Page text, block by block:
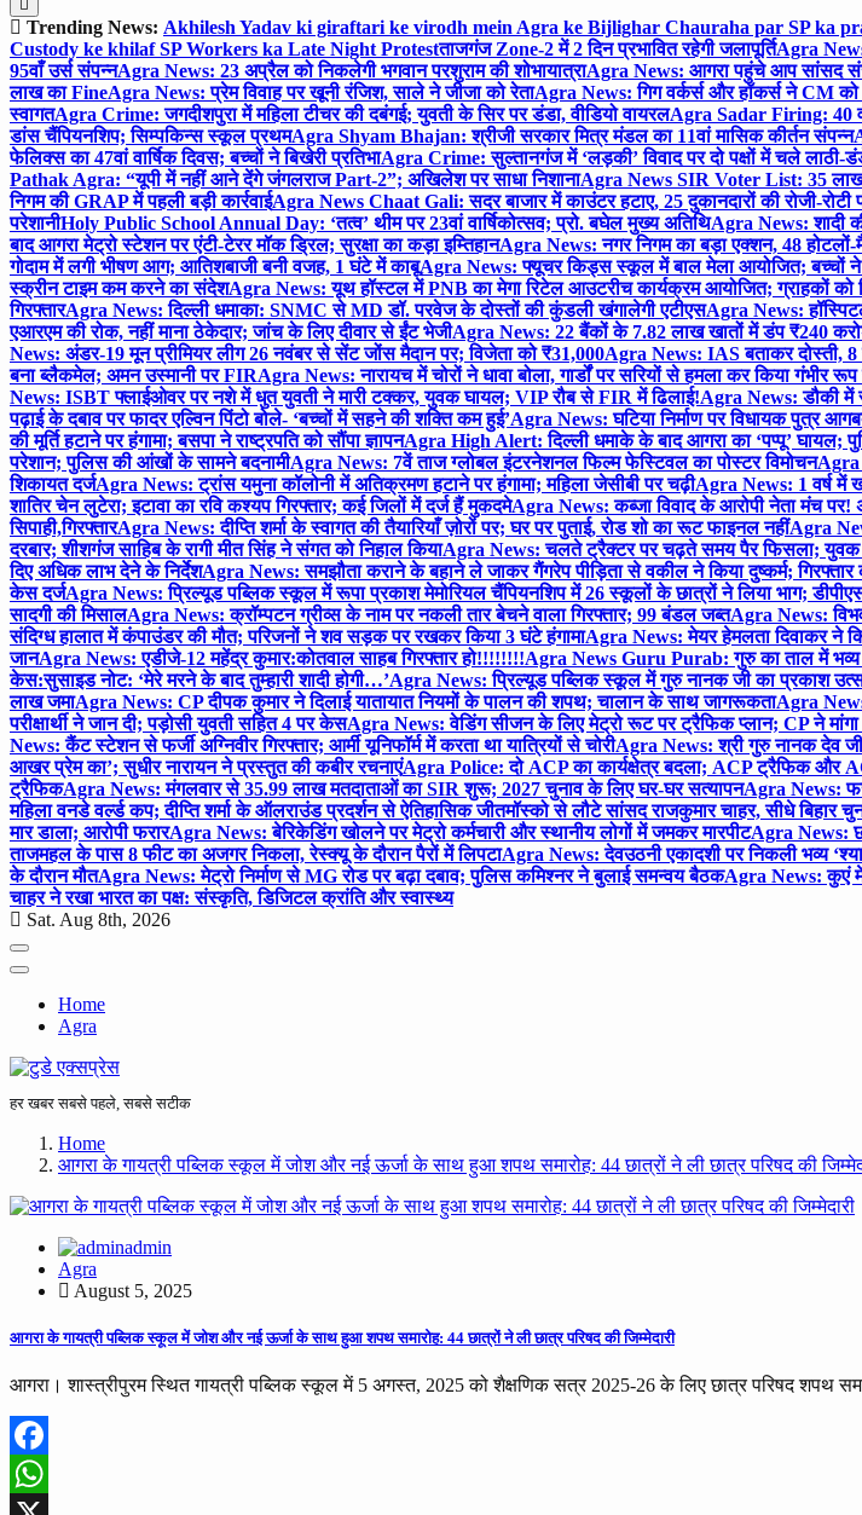
Trending News: Akhilesh Yadav ki giraftari ke virodh mein Agra ke Bijlighar Chauraha par SP ka
Custody ke khilaf SP Workers ka Late Night Protestताजगंज Zone-2 में 2 दिन प्रभावित रहेगी जलापूर्तिAgra
95वाँ उर्स संपन्नAgra News: 23 अप्रैल को निकलेगी भगवान परशुराम की शोभायात्राAgra News: आगरा पहुंचे आप सांसद
लाख का FineAgra News: प्रेम विवाह पर खूनी रंजिश, साले ने जीजा को रेताAgra News: गिग वर्कर्स और हॉकर्स ने CM को
स्वागतAgra Crime: जगदीशपुरा में महिला टीचर की दबंगई; युवती के सिर पर डंडा, वीडियो वायरलAgra Sadar Firing: 40
डांस चैंपियनशिप; सिम्पकिन्स स्कूल प्रथमAgra Shyam Bhajan: श्रीजी सरकार मित्र मंडल का 11वां मासिक कीर्तन संपन्न
फेलिक्स का 47वां वार्षिक दिवस; बच्चों ने बिखेरी प्रतिभाAgra Crime: सुल्तानगंज में ‘लड़की’ विवाद पर दो पक्षों में चले लाठी-
Pathak Agra: “यूपी में नहीं आने देंगे जंगलराज Part-2”; अखिलेश पर साधा निशानाAgra News SIR Voter List: 35 लाख
निगम की GRAP में पहली बड़ी कार्रवाईAgra News Chaat Gali: सदर बाजार में काउंटर हटाए, 25 दुकानदारों की रोजी-
परेशानीHoly Public School Annual Day: ‘तत्व’ थीम पर 23वां वार्षिकोत्सव; प्रो. बघेल मुख्य अतिथिAgra News: शादी
बाद आगरा मेट्रो स्टेशन पर एंटी-टेरर मॉक ड्रिल; सुरक्षा का कड़ा इम्तिहानAgra News: नगर निगम का बड़ा एक्शन, 48 होटलों-
गोदाम में लगी भीषण आग; आतिशबाजी बनी वजह, 1 घंटे में काबूAgra News: फ्यूचर किड्स स्कूल में बाल मेला आयोजित; बच्चों ने
स्क्रीन टाइम कम करने का संदेशAgra News: यूथ हॉस्टल में PNB का मेगा रिटेल आउटरीच कार्यक्रम आयोजित; ग्राहकों को
गिरफ्तारAgra News: दिल्ली धमाका: SNMC से MD डॉ. परवेज के दोस्तों की कुंडली खंगालेगी एटीएसAgra News:
एआरएम की रोक, नहीं माना ठेकेदार; जांच के लिए दीवार से ईंट भेजीAgra News: 22 बैंकों के 7.82 लाख खातों में डंप ₹240
News: अंडर-19 मून प्रीमियर लीग 26 नवंबर से सेंट जोंस मैदान पर; विजेता को ₹31,000Agra News: IAS बताकर दोस्ती,
बना ब्लैकमेल; अमन उस्मानी पर FIRAgra News: नारायच में चोरों ने धावा बोला, गार्डों पर सरियों से हमला कर किया गंभीर
News: ISBT फ्लाईओवर पर नशे में धुत युवती ने मारी टक्कर, युवक घायल; VIP रौब से FIR में ढिलाई!Agra News: डौकी में
पढ़ाई के दबाव पर फादर एल्विन पिंटो बोले- ‘बच्चों में सहने की शक्ति कम हुई’Agra News: घटिया निर्माण पर विधायक पुत्र
की मूर्ति हटाने पर हंगामा; बसपा ने राष्ट्रपति को सौंपा ज्ञापनAgra High Alert: दिल्ली धमाके के बाद आगरा का ‘पप्पू’
परेशान; पुलिस की आंखों के सामने बदनामीAgra News: 7वें ताज ग्लोबल इंटरनेशनल फिल्म फेस्टिवल का पोस्टर विमोचनAgra
शिकायत दर्जAgra News: ट्रांस यमुना कॉलोनी में अतिक्रमण हटाने पर हंगामा; महिला जेसीबी पर चढ़ीAgra News: 1 वर्ष में
शातिर चेन लुटेरा; इटावा का रवि कश्यप गिरफ्तार; कई जिलों में दर्ज हैं मुकदमेAgra News: कब्जा विवाद के आरोपी नेता मंच
सिपाही,गिरफ्तारAgra News: दीप्ति शर्मा के स्वागत की तैयारियाँ ज़ोरों पर; घर पर पुताई, रोड शो का रूट फाइनल नहींAgra
दरबार; शीशगंज साहिब के रागी मीत सिंह ने संगत को निहाल कियाAgra News: चलते ट्रैक्टर पर चढ़ते समय पैर फिसला; युवक
दिए अधिक लाभ देने के निर्देशAgra News: समझौता कराने के बहाने ले जाकर गैंगरेप पीड़िता से वकील ने किया दुष्कर्म; गिरफ्तार
केस दर्जAgra News: प्रिल्यूड पब्लिक स्कूल में रूपा प्रकाश मेमोरियल चैंपियनशिप में 26 स्कूलों के छात्रों ने लिया भाग;
सादगी की मिसालAgra News: क्रॉम्पटन ग्रीव्स के नाम पर नकली तार बेचने वाला गिरफ्तार; 99 बंडल जब्तAgra News:
संदिग्ध हालात में कंपाउंडर की मौत; परिजनों ने शव सड़क पर रखकर किया 3 घंटे हंगामाAgra News: मेयर हेमलता दिवाकर ने
जानAgra News: एडीजे-12 महेंद्र कुमार:कोतवाल साहब गिरफ्तार हो!!!!!!!!Agra News Guru Purab: गुरु का ताल में
केस:सुसाइड नोट: ‘मेरे मरने के बाद तुम्हारी शादी होगी…’Agra News: प्रिल्यूड पब्लिक स्कूल में गुरु नानक जी का प्रकाश
लाख जमाAgra News: CP दीपक कुमार ने दिलाई यातायात नियमों के पालन की शपथ; चालान के साथ जागरूकताAgra
परीक्षार्थी ने जान दी; पड़ोसी युवती सहित 4 पर केसAgra News: वेडिंग सीजन के लिए मेट्रो रूट पर ट्रैफिक प्लान; CP ने
News: कैंट स्टेशन से फर्जी अग्निवीर गिरफ्तार; आर्मी यूनिफॉर्म में करता था यात्रियों से चोरीAgra News: श्री गुरु नानक देव जी
आखर प्रेम का’; सुधीर नारायन ने प्रस्तुत की कबीर रचनाएंAgra Police: दो ACP का कार्यक्षेत्र बदला; ACP ट्रैफिक और
ट्रैफिकAgra News: मंगलवार से 35.99 लाख मतदाताओं का SIR शुरू; 2027 चुनाव के लिए घर-घर सत्यापनAgra News:
महिला वनडे वर्ल्ड कप; दीप्ति शर्मा के ऑलराउंड प्रदर्शन से ऐतिहासिक जीतमॉस्को से लौटे सांसद राजकुमार चाहर, सीधे बिहार
मार डाला; आरोपी फरारAgra News: बेरिकेडिंग खोलने पर मेट्रो कर्मचारी और स्थानीय लोगों में जमकर मारपीटAgra News:
ताजमहल के पास 8 फीट का अजगर निकला, रेस्क्यू के दौरान पैरों में लिपटाAgra News: देवउठनी एकादशी पर निकली भव्य
के दौरान मौतAgra News: मेट्रो निर्माण से MG रोड पर बढ़ा दबाव; पुलिस कमिश्नर ने बुलाई समन्वय बैठकAgra News: कुएं में
चाहर ने रखा भारत का पक्ष: संस्कृति, डिजिटल क्रांति और स्वास्थ्य
Sat. Aug 8th, 2026
Home
Agra
हर खबर सबसे पहले, सबसे सटीक
Home
आगरा के गायत्री पब्लिक स्कूल में जोश और नई ऊर्जा के साथ हुआ शपथ समारोह: 44 छात्रों ने ली छात्र परिषद की
admin
Agra
August 5, 2025
आगरा के गायत्री पब्लिक स्कूल में जोश और नई ऊर्जा के साथ हुआ शपथ समारोह: 44 छात्रों ने ली छात्र परिषद की जिम्मेदारी
आगरा। शास्त्रीपुरम स्थित गायत्री पब्लिक स्कूल में 5 अगस्त, 2025 को शैक्षणिक सत्र 2025-26 के लिए छात्र परिषद शपथ
Facebook